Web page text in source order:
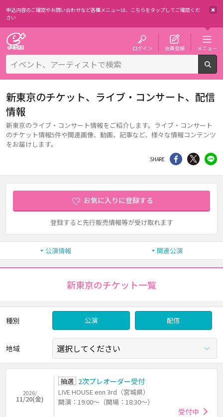
申込内容のご確認やお問い合わせなど各種メニューは、 こちらをタップしてご確認くだ
さい
ログイン 会員登録 メニュー
新東京のチケット、ライブ・コンサート、配信
情報
新東京のライブ・コンサート情報をご紹介します。ライブ・コンサート
のチケット情報5件や関連画像、動画、記事など、様々な情報コンテンツ
をお届けします。
SHARE シェア Twitter
お気に入りに登録する
登録すると先行販売情報等が受け取れます
公演情報 関連公演
新東京のチケット一覧
種別 公演 配信
地域
2026/
11/20(金)
抽選 2次プレオーダー受付
LIVE HOUSE enn 3rd（宮城県）
開演：19:00～（開場：18:30～）
受付中